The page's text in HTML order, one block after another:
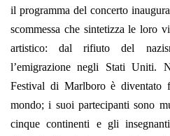
il programma del concerto
scommessa che sintetizza le loro
artistico: dal rifiuto del
l’emigrazione negli Stati
Festival di Marlboro è diventato
mondo; i suoi partecipanti sono
cinque continenti e gli